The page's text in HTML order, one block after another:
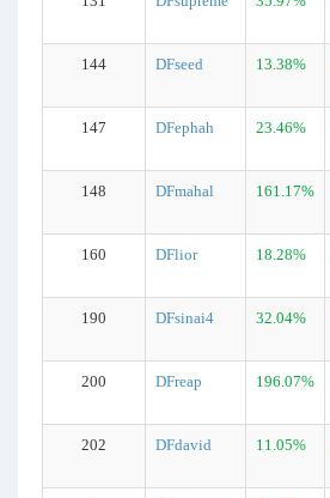
144 DFseed 13.38%
147 DFephah 23.46%
148 DFmahal 161.17%
160 DFlior 18.28%
190 DFsinai4 32.04%
200 DFreap 196.07%
202 DFdavid 11.05%